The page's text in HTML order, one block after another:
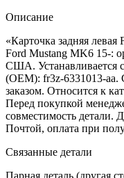
Описание
«Карточка задняя
Ford Mustang MK6 15-:
США. Устанавливается
(OEM): fr3z-6331013-aa.
заказом. Относится к
Перед покупкой
совместимость детали.
Почтой, оплата при
Связанные детали
Парная деталь (другая